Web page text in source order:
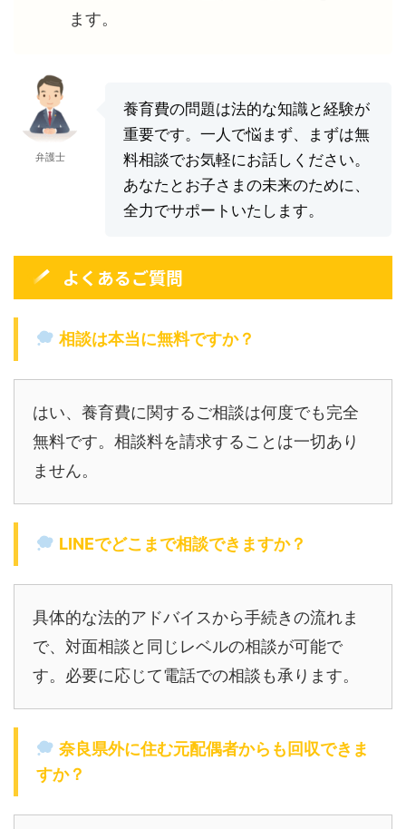
ます。
弁護士
養育費の問題は法的な知識と経験が
重要です。一人で悩まず、まずは無
料相談でお気軽にお話しください。
あなたとお子さまの未来のために、
全力でサポートいたします。
よくあるご質問
相談は本当に無料ですか？
はい、養育費に関するご相談は何度でも完全
無料です。相談料を請求することは一切あり
ません。
LINEでどこまで相談できますか？
具体的な法的アドバイスから手続きの流れま
で、対面相談と同じレベルの相談が可能で
す。必要に応じて電話での相談も承ります。
奈良県外に住む元配偶者からも回収できま
すか？